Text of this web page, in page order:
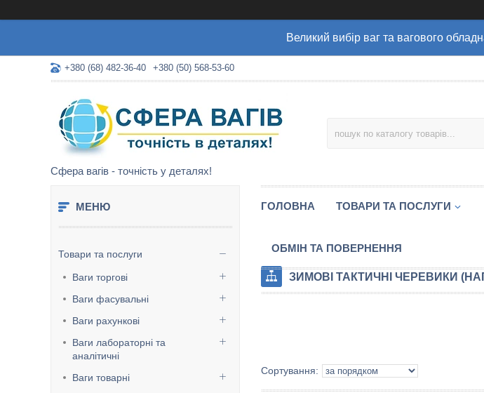
Великий вибір ваг та вагового
+380 (68) 482-36-40 +380 (50) 568-53-60
Сфера вагів - точність у деталях!
Товари та послуги
Ваги торгові
Ваги фасувальні
Ваги рахункові
Ваги лабораторні та
аналітичні
Ваги товарні
ГОЛОВНА ТОВАРИ ТА ПОСЛУГИ
ОБМІН ТА ПОВЕРНЕННЯ
ЗИМОВІ ТАКТИЧНІ ЧЕРЕВИКИ